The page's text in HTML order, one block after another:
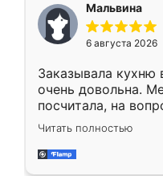
меньше, здесь же
Мне нравится
мебели буду
Мальвина
6 августа 2026
Заказывала кухню
очень довольна.
посчитала, на
Замерщик приехал
делу со всей
за день, ребята
Читать полностью